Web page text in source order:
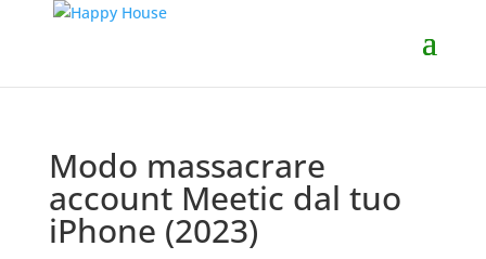
Modo massacrare
account Meetic dal tuo
iPhone (2023)